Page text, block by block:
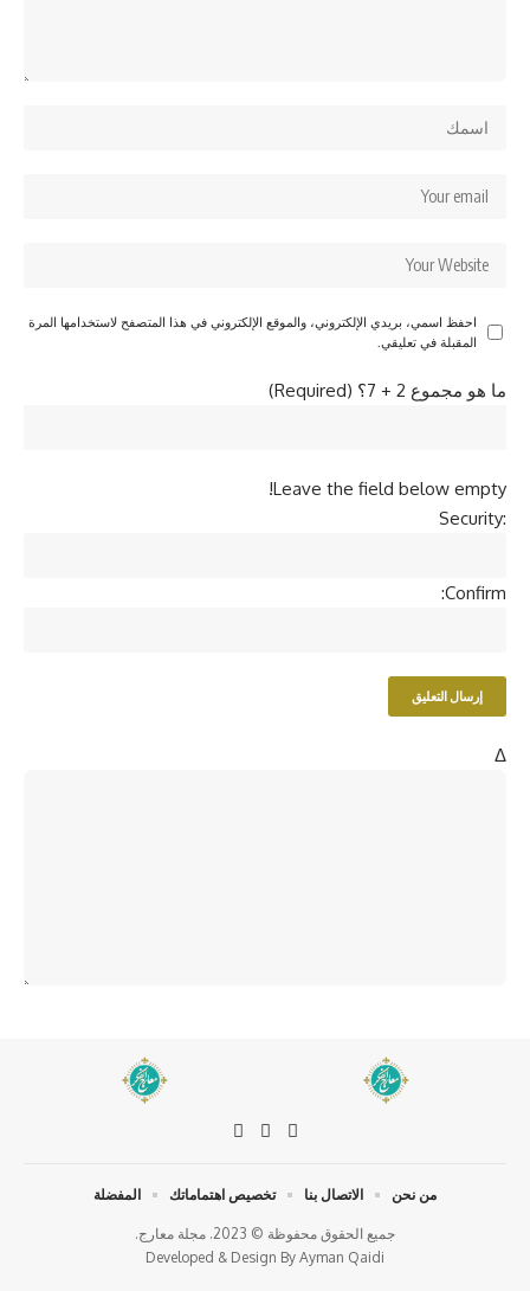
احفظ اسمي، بريدي الإلكتروني، والموقع الإلكتروني في هذا المتصفح لاستخدامها المرة
المقبلة في تعليقي.
ما هو مجموع 2 + 7؟ (Required)
Leave the field below empty!
Security:
Confirm:
Δ
جميع الحقوق محفوظة © 2023. مجلة معارج.
Developed & Design By Ayman Qaidi
من نحن الاتصال بنا تخصيص اهتماماتك المفضلة